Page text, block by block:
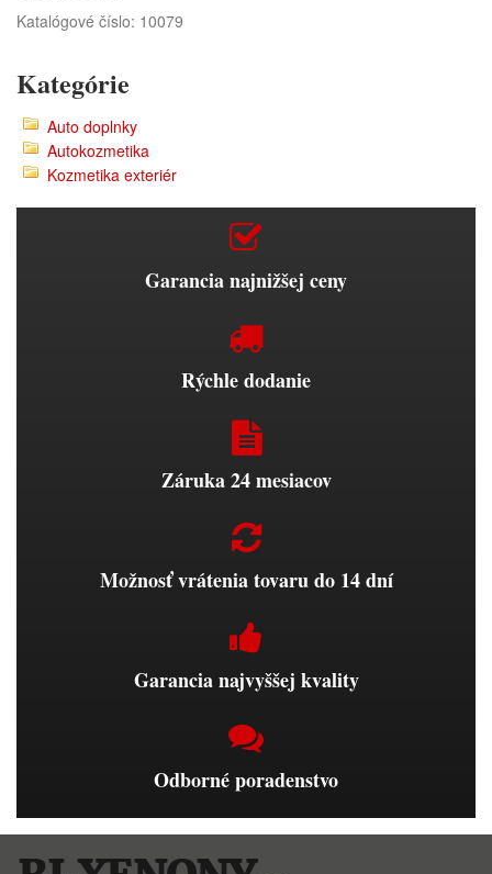
Katalógové číslo: 10079
Kategórie
Auto doplnky
Autokozmetika
Kozmetika exteriér
Garancia najnižšej ceny
Rýchle dodanie
Záruka 24 mesiacov
Možnosť vrátenia tovaru do 14 dní
Garancia najvyššej kvality
Odborné poradenstvo